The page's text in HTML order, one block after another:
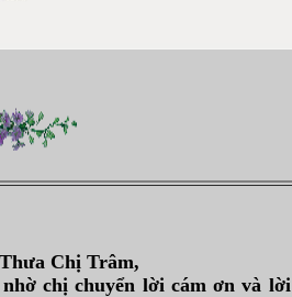
Thưa Chị Trâm,
chị chuyển lời cám ơn và lời